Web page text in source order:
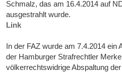
Schmalz, das am 16.4.2014 auf
ausgestrahlt wurde.
Link
In der FAZ wurde am 7.4.2014 ein
der Hamburger Strafrechtler
völkerrechtswidrige Abspaltung